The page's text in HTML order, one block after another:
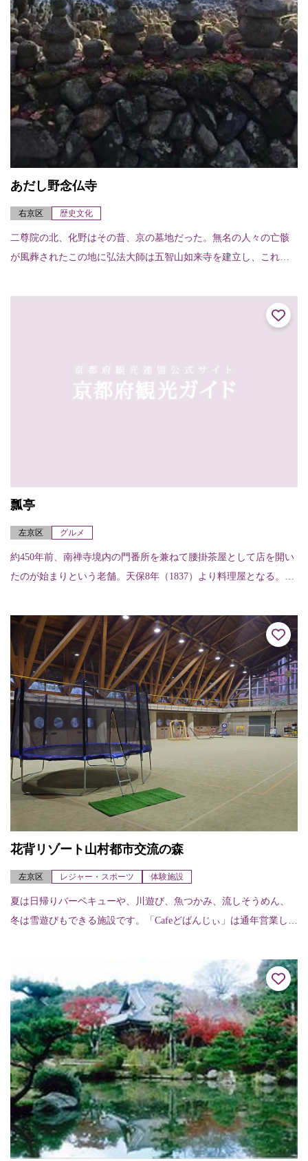
あだし野念仏寺
右京区 歴史文化
二尊院の北、化野はその昔、京の墓地だった。無名の人々の亡骸
が風葬されたこの地に弘法大師は五智山如来寺を建立し、これが
とから念仏寺と呼ばれ...
瓢亭
左京区 グルメ
約450年前、南禅寺境内の門番所を兼ねて腰掛茶屋として店を開い
たのが始まりという老舗。天保8年（1837）より料理屋となる。茅
料亭。朝粥...
花背リゾート山村都市交流の森
左京区 レジャー・スポーツ 体験施設
夏は日帰りバーベキューや、川遊び、魚つかみ、流しそうめん、
冬は雪遊びもできる施設です。「Cafeどばんじぃ」は通年営業して